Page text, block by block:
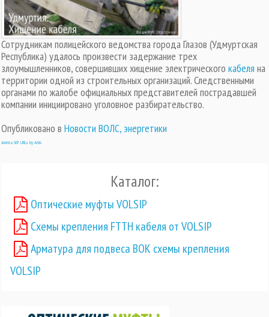
Сотрудникам полицейского ведомства города Глазов (Удмуртская
Республика) удалось произвести задержание трех
злоумышленников, совершивших хищение электрического кабеля на
территории одной из строительных организаций. Следственными
органами по жалобе официальных представителей пострадавшей
компании инициировано уголовное разбирательство.
Опубликовано в Новости ВОЛС, энергетики
Joomla SEF URLs by Artio
Каталог:
Оптические муфты VOLSIP
Схемы крепления FTTH кабеля от VOLSIP
Арматура для подвеса ВОК схемы крепления
VOLSIP